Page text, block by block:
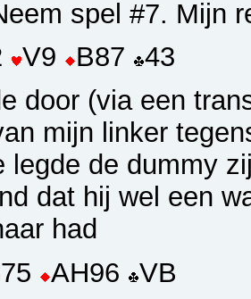
spel #7. Mijn
V9 B87
43
door (via een
mijn linker
legde de dummy
dat hij wel een
had
AH96
VB